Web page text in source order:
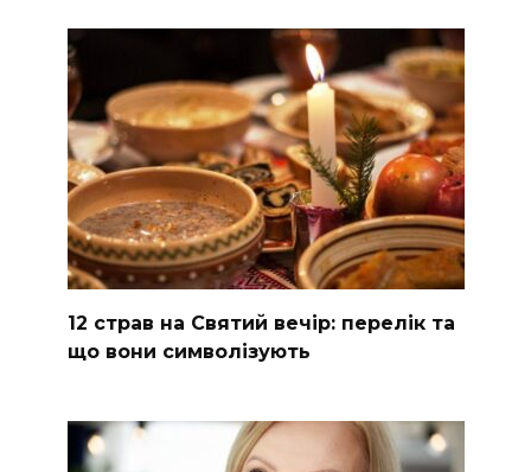
12 страв на Святий вечір: перелік та
що вони символізують